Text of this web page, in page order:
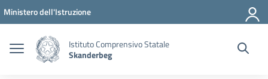
Vai ai contenuti
Vai al menu di navigazione
Vai al footer
Ministero dell'Istruzione
Istituto Comprensivo Statale
Skanderbeg